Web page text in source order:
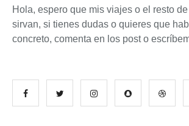
Hola, espero que mis viajes o el resto
sirvan, si tienes dudas o quieres que
concreto, comenta en los post o